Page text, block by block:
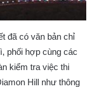
đã có văn bản chỉ
phối hợp cùng các
kiểm tra việc thi
Hill như thông